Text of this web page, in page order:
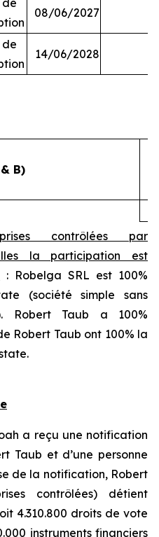
08/06/2027
de
14/06/2028
B)
contrôlées par
la participation est
: Robelga SRL est 100%
(société simple sans
Robert Taub a 100%
Robert Taub ont 100% la
a reçu une notification
Taub et d’une personne
de la notification, Robert
contrôlées) détient
4.310.800 droits de vote
instruments financiers